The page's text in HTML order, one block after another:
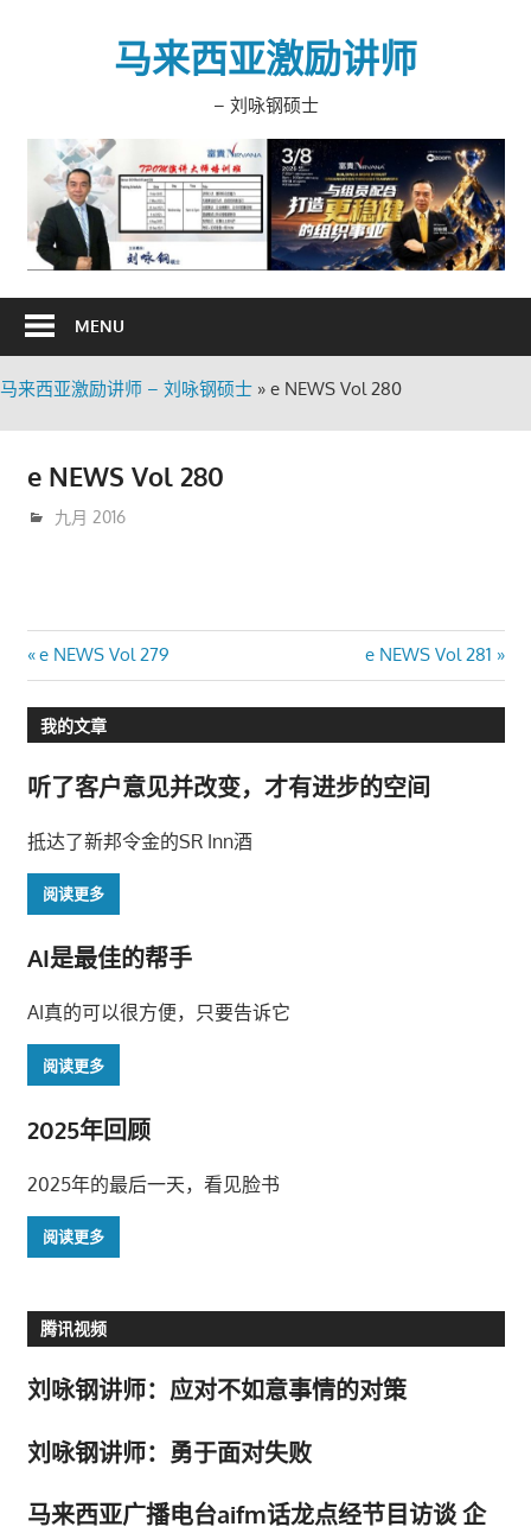
马来西亚激励讲师
– 刘咏钢硕士
MENU
马来西亚激励讲师 – 刘咏钢硕士 » e NEWS Vol 280
e NEWS Vol 280
9月 12, 2016
trainer
九月 2016
文
章
导
航
Previous
Post:
e NEWS Vol 279
Next
Post:
e NEWS Vol 281
我的文章
听了客户意见并改变，才有进步的空间
抵达了新邦令金的SR Inn酒
阅读更多
AI是最佳的帮手
AI真的可以很方便，只要告诉它
阅读更多
2025年回顾
2025年的最后一天，看见脸书
阅读更多
腾讯视频
刘咏钢讲师：应对不如意事情的对策
刘咏钢讲师：勇于面对失败
马来西亚广播电台aifm话龙点经节目访谈 企